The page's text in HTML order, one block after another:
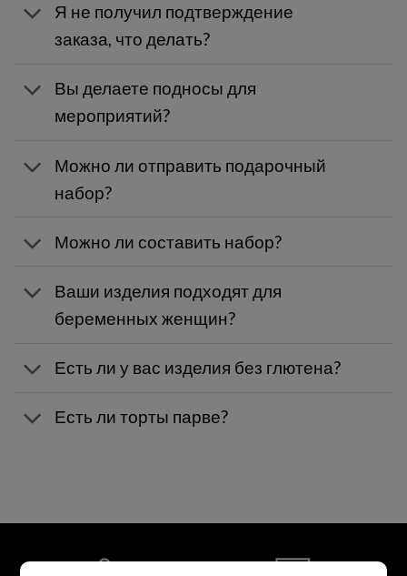
Я не получил подтверждение
заказа, что делать?
Вы делаете подносы для
мероприятий?
Можно ли отправить подарочный
набор?
Можно ли составить набор?
Ваши изделия подходят для
беременных женщин?
Есть ли у вас изделия без глютена?
Есть ли торты парве?